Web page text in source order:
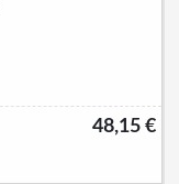
48,15 €